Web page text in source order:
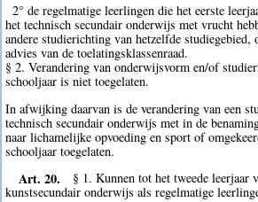
2° de regelmatige leerlingen die het eerste
het technisch secundair onderwijs met vrucht
andere studierichting van hetzelfde studiegebied,
advies van de toelatingsklassenraad.
§ 2. Verandering van onderwijsvorm en/of
schooljaar is niet toegelaten.
In afwijking daarvan is de verandering van een
technisch secundair onderwijs met in de
naar lichamelijke opvoeding en sport of
schooljaar toegelaten.
Art. 20.
§ 1. Kunnen tot het tweede leerjaar
kunstsecundair onderwijs als regelmatige